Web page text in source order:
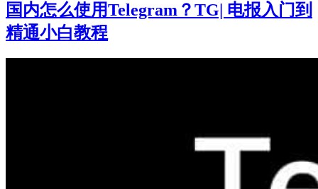
国内怎么使用Telegram？TG| 电报入门到
精通小白教程